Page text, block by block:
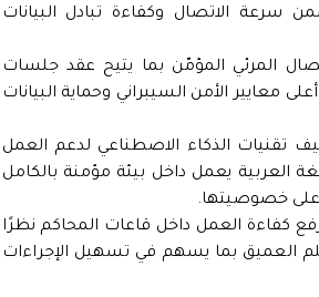
الاتصال وكفاءة تبادل البيانات
المرئي المؤمّن بما يتيح عقد جلسات
الأمن السيبراني وحماية البيانات
تقنيات الذكاء الاصطناعي لدعم العمل
العربية يعمل داخل بيئة مؤمنة بالكامل
على خصوصيتها.
كفاءة العمل داخل قاعات المحاكم نظرًا
العميق بما يسهم في تسهيل الإجراءات